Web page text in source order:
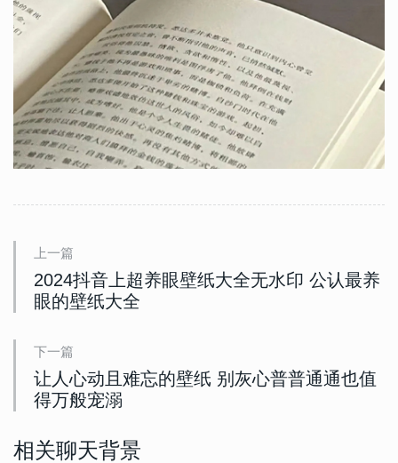
上一篇
2024抖音上超养眼壁纸大全无水印 公认最养
眼的壁纸大全
下一篇
让人心动且难忘的壁纸 别灰心普普通通也值
得万般宠溺
相关聊天背景